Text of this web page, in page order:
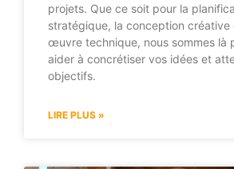
projets. Que ce soit pour la
stratégique, la conception créative
œuvre technique, nous sommes là
aider à concrétiser vos idées et
objectifs.
LIRE PLUS »